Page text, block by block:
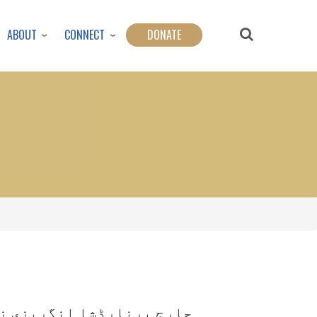
ABOUT CONNECT DONATE
جارج برنارڈشا انگریزی